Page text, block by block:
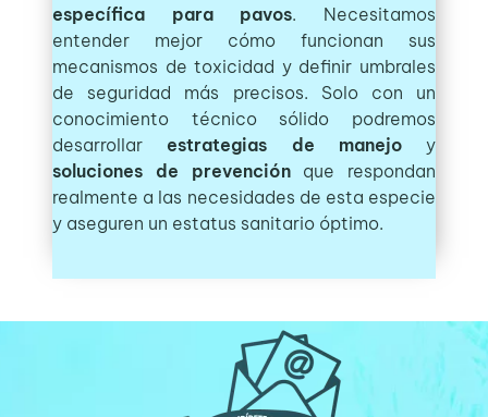
específica para pavos. Necesitamos
entender mejor cómo funcionan sus
mecanismos de toxicidad y definir umbrales
de seguridad más precisos. Solo con un
conocimiento técnico sólido podremos
desarrollar estrategias de manejoy
soluciones
de prevenciónque respondan
realmente a las necesidades de esta especie
y aseguren un estatus sanitario óptimo.